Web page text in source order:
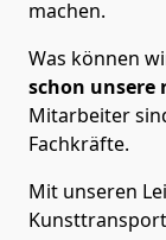
machen.
Was können
schon unsere
Mitarbeiter
Fachkräfte.
Mit unseren